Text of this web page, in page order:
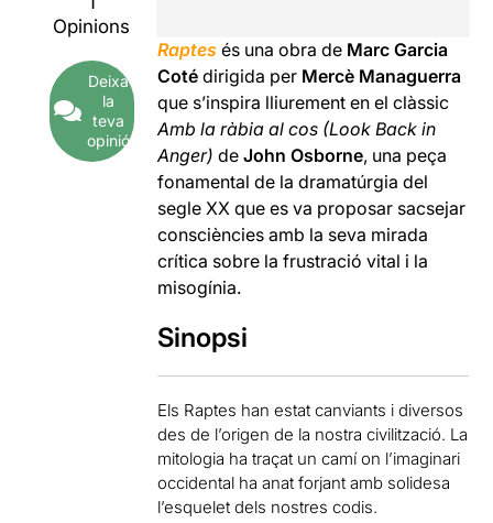
Opinions
Deixa
la
teva
opinió
Raptes és una obra de Marc Garcia
Coté dirigida per Mercè Managuerra
que s’inspira lliurement en el clàssic
Amb la ràbia al cos (Look Back in
Anger) deJohn Osborne, una peça
fonamental de la dramatúrgia del
segle XX que es va proposar sacsejar
consciències amb la seva mirada
crítica sobre la frustració vital i la
misogínia.
Sinopsi
Els Raptes han estat canviants i diversos
des de l’origen de la nostra civilització. La
mitologia ha traçat un camí on l’imaginari
occidental ha anat forjant amb solidesa
l’esquelet dels nostres codis.